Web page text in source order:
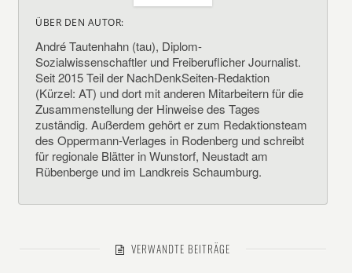
ÜBER DEN AUTOR:
André Tautenhahn (tau), Diplom-
Sozialwissenschaftler und Freiberuflicher Journalist.
Seit 2015 Teil der NachDenkSeiten-Redaktion
(Kürzel: AT) und dort mit anderen Mitarbeitern für die
Zusammenstellung der Hinweise des Tages
zuständig. Außerdem gehört er zum Redaktionsteam
des Oppermann-Verlages in Rodenberg und schreibt
für regionale Blätter in Wunstorf, Neustadt am
Rübenberge und im Landkreis Schaumburg.
VERWANDTE BEITRÄGE